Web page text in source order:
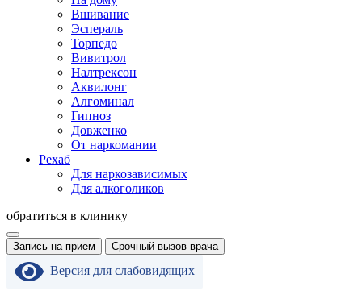
Вшивание
Эспераль
Торпедо
Вивитрол
Налтрексон
Аквилонг
Алгоминал
Гипноз
Довженко
От наркомании
Рехаб
Для наркозависимых
Для алкоголиков
обратиться в клинику
Запись на прием Срочный вызов врача
Версия для слабовидящих